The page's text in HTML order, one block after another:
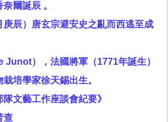
爾誕辰 。
庚辰）唐玄宗避安史之亂而西逃至成
），法國將軍（1771年誕生）
培學家徐天錫出生。
文藝工作座談會紀要》
查